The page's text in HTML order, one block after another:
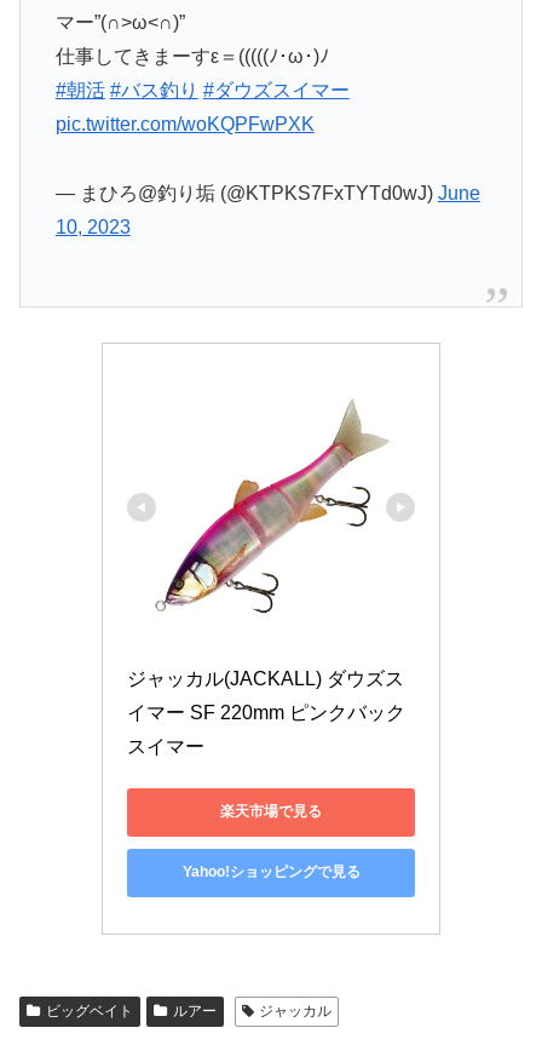
マー”(∩>ω<∩)”
仕事してきまーすε＝(((((ﾉ･ω･)ﾉ
#朝活 #バス釣り #ダウズスイマー
pic.twitter.com/woKQPFwPXK
— まひろ@釣り垢 (@KTPKS7FxTYTd0wJ) June
10, 2023
ジャッカル(JACKALL) ダウズス
イマー SF 220mm ピンクバック
スイマー
楽天市場で見る
Yahoo!ショッピングで見る
ビッグベイト ルアー ジャッカル